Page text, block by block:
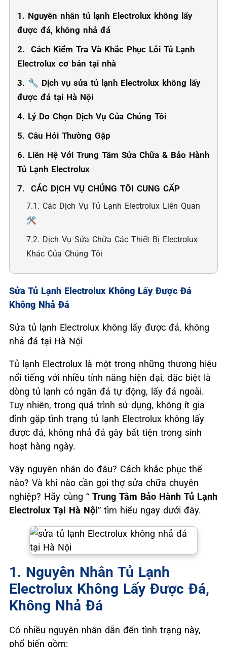
1. Nguyên nhân tủ lạnh Electrolux không lấy
được đá, không nhả đá
2. ️ Cách Kiểm Tra Và Khắc Phục Lỗi Tủ Lạnh
Electrolux cơ bản tại nhà
3. ‍🔧 Dịch vụ sửa tủ lạnh Electrolux không lấy
được đá tại Hà Nội
4. Lý Do Chọn Dịch Vụ Của Chúng Tôi
5. Câu Hỏi Thường Gặp
6. Liên Hệ Với Trung Tâm Sửa Chữa & Bảo Hành
Tủ Lạnh Electrolux
7. ️ CÁC DỊCH VỤ CHÚNG TÔI CUNG CẤP
7.1. Các Dịch Vụ Tủ Lạnh Electrolux Liên Quan
🛠️
7.2. Dịch Vụ Sửa Chữa Các Thiết Bị Electrolux
Khác Của Chúng Tôi
Sửa Tủ Lạnh Electrolux Không Lấy Được Đá
Không Nhả Đá
Sửa tủ lạnh Electrolux không lấy được đá, không
nhả đá tại Hà Nội
Tủ lạnh Electrolux là một trong những thương hiệu
nổi tiếng với nhiều tính năng hiện đại, đặc biệt là
dòng tủ lạnh có ngăn đá tự động, lấy đá ngoài.
Tuy nhiên, trong quá trình sử dụng, không ít gia
đình gặp tình trạng tủ lạnh Electrolux không lấy
được đá, không nhả đá gây bất tiện trong sinh
hoạt hàng ngày.
Vậy nguyên nhân do đâu? Cách khắc phục thế
nào? Và khi nào cần gọi thợ sửa chữa chuyên
nghiệp? Hãy cùng “ Trung Tâm Bảo Hành Tủ Lạnh
Electrolux Tại Hà Nội” tìm hiểu ngay dưới đây.
1. Nguyên Nhân Tủ Lạnh
Electrolux Không Lấy Được Đá,
Không Nhả Đá
Có nhiều nguyên nhân dẫn đến tình trạng này,
phổ biến gồm: